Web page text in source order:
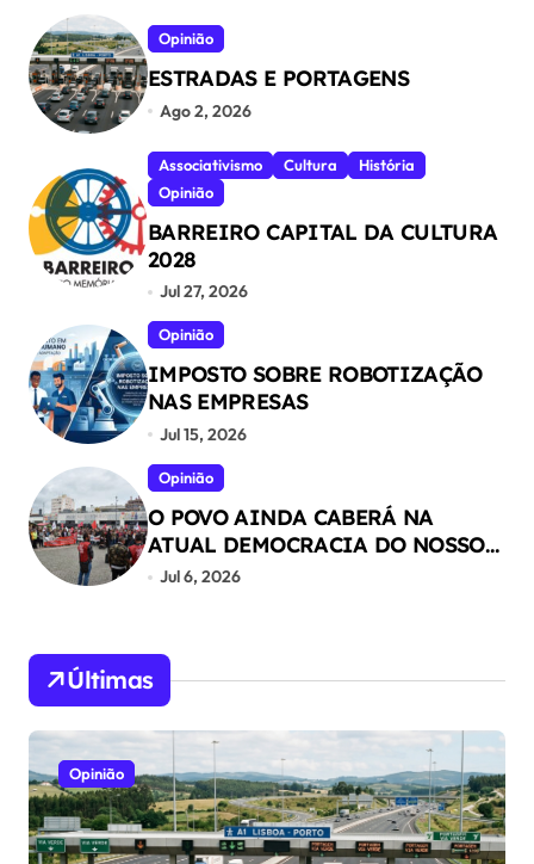
Opinião
ESTRADAS E PORTAGENS
Ago 2, 2026
Associativismo Cultura
História
Opinião
BARREIRO CAPITAL DA CULTURA
2028
Jul 27, 2026
Opinião
IMPOSTO SOBRE ROBOTIZAÇÃO
NAS EMPRESAS
Jul 15, 2026
Opinião
O POVO AINDA CABERÁ NA
ATUAL DEMOCRACIA DO NOSSO
PAÍS ?
Jul 6, 2026
Últimas
Opinião